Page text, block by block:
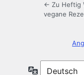
← Zu Heftig
vegane
Sprache